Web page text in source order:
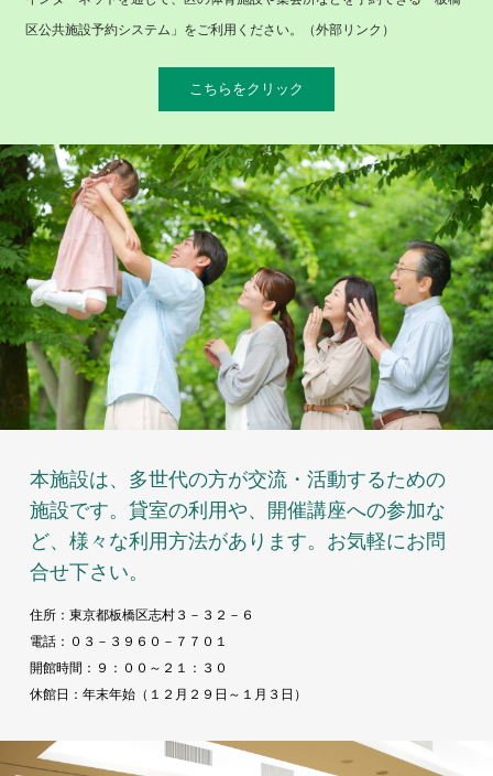
区公共施設予約システム」をご利用ください。（外部リンク）
こちらをクリック
本施設は、多世代の方が交流・活動するための
施設です。貸室の利用や、開催講座への参加な
ど、様々な利用方法があります。お気軽にお問
合せ下さい。
住所：東京都板橋区志村３－３２－６
電話：０３－３９６０－７７０１
開館時間：９：００～２１：３０
休館日：年末年始（１２月２９日～１月３日）